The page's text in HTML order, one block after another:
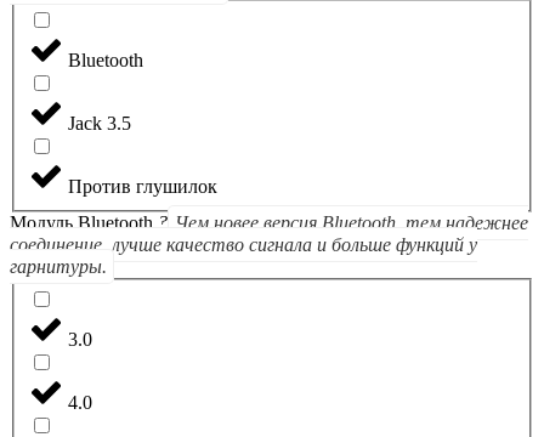
Bluetooth
Jack 3.5
Против глушилок
Модуль Bluetooth ? Чем новее версия Bluetooth, тем надежнее
соединение, лучше качество сигнала и больше функций у
гарнитуры.
3.0
4.0